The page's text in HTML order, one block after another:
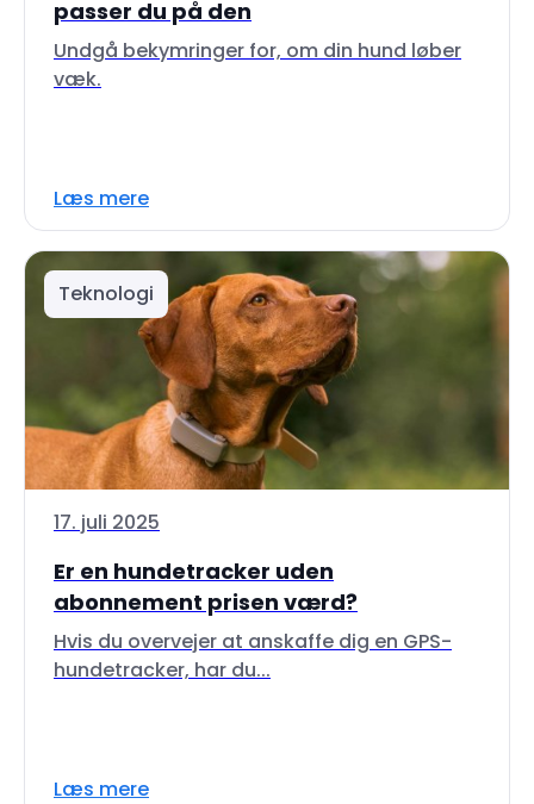
passer du på den
Undgå bekymringer for, om din hund løber
væk.
Læs mere
Teknologi
17. juli 2025
Er en hundetracker uden
abonnement prisen værd?
Hvis du overvejer at anskaffe dig en GPS-
hundetracker, har du...
Læs mere